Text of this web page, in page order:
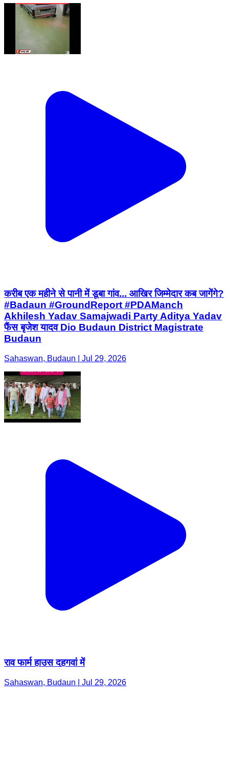
करीब एक महीने से पानी में डूबा गांव... आखिर जिम्मेदार कब जागेंगे?
#Badaun #GroundReport #PDAManch
Akhilesh Yadav Samajwadi Party Aditya Yadav
फैंस बृजेश यादव Dio Budaun District Magistrate
Budaun
Sahaswan, Budaun | Jul 29, 2026
राव फार्म हाउस दहगवां में
Sahaswan, Budaun | Jul 29, 2026